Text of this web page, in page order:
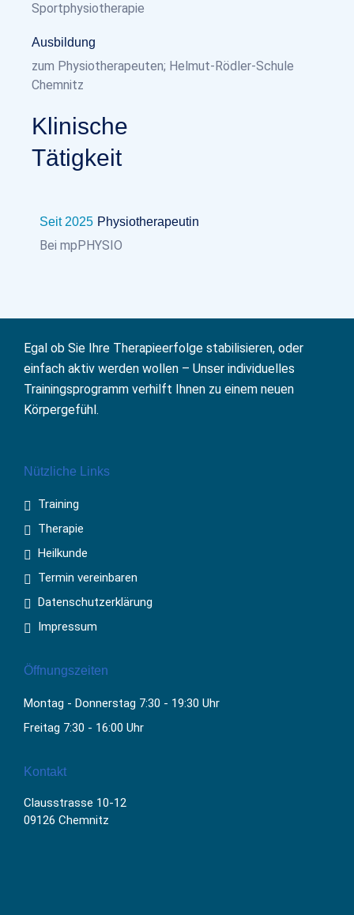
Sportphysiotherapie
Ausbildung
zum Physiotherapeuten; Helmut-Rödler-Schule
Chemnitz
Klinische
Tätigkeit
Seit 2025 Physiotherapeutin
Bei mpPHYSIO
Egal ob Sie Ihre Therapieerfolge stabilisieren, oder
einfach aktiv werden wollen – Unser individuelles
Trainingsprogramm verhilft Ihnen zu einem neuen
Körpergefühl.
Nützliche Links
Training
Therapie
Heilkunde
Termin vereinbaren
Datenschutzerklärung
Impressum
Öffnungszeiten
Montag - Donnerstag 7:30 - 19:30 Uhr
Freitag 7:30 - 16:00 Uhr
Kontakt
Clausstrasse 10-12
09126 Chemnitz